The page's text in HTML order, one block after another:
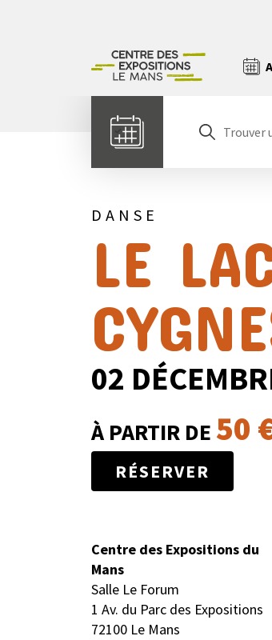
DANSE
LE
02
À PARTIR DE50
RÉSERVER
Centre des Expositions du
Mans
Salle Le Forum
1 Av. du Parc des Expositions
72100 Le Mans